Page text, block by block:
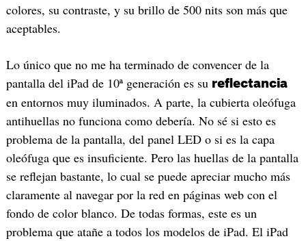
colores, su contraste, y su brillo de 500 nits son más que
aceptables.
Lo único que no me ha terminado de convencer de la
pantalla del iPad de 10ª generación es su reflectancia
en entornos muy iluminados. A parte, la cubierta oleófuga
antihuellas no funciona como debería. No sé si esto es
problema de la pantalla, del panel LED o si es la capa
oleófuga que es insuficiente. Pero las huellas de la pantalla
se reflejan bastante, lo cual se puede apreciar mucho más
claramente al navegar por la red en páginas web con el
fondo de color blanco. De todas formas, este es un
problema que atañe a todos los modelos de iPad. El iPad